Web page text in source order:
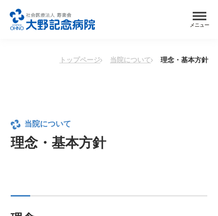
メニュー
トップページ 当院について 理念・基本方針
当院について
理念・基本方針